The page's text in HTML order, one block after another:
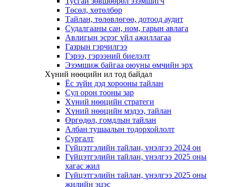
Төсөл, хөтөлбөр
Тайлан, төлөвлөгөө, дотоод аудит
Судалгааны сан, ном, гарын авлага
Авлигын эсрэг үйл ажиллагаа
Газрын гэрчилгээ
Гэрээ, гэрээний биелэлт
Эзэмшиж байгаа оюуны өмчийн эрх
Хүний нөөцийн ил тод байдал
Ёс зүйн дэд хорооны тайлан
Сул орон тооны зар
Хүний нөөцийн стратеги
Хүний нөөцийн мэдээ, тайлан
Өргөдөл, гомдлын тайлан
Албан тушаалын тодорхойлолт
Сургалт
Гүйцэтгэлийн тайлан, үнэлгээ 2024 он
Гүйцэтгэлийн тайлан, үнэлгээ 2025 оны
хагас жил
Гүйцэтгэлийн тайлан, үнэлгээ 2025 оны
жилийн эцэс